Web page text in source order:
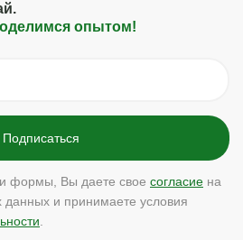
опытом!
формы, Вы даете свое согласие на
данных и принимаете условия